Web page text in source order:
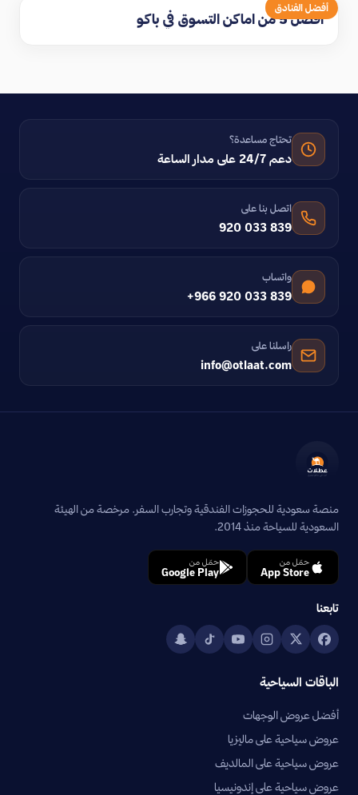
أفضل الفنادق
افضل 5 من اماكن التسوق في باكو
تحتاج مساعدة؟
دعم 24/7 على مدار الساعة
اتصل بنا على
920 033 839
واتساب
+966 920 033 839
راسلنا على
info@otlaat.com
منصة سعودية للحجوزات الفندقية وتجارب السفر. مرخصة من الهيئة
السعودية للسياحة منذ 2014.
حمّل من
App Store
حمّل من
Google Play
تابعنا
الباقات السياحية
أفضل عروض الوجهات
عروض سياحية على ماليزيا
عروض سياحية على المالديف
عروض سياحية على إندونيسيا